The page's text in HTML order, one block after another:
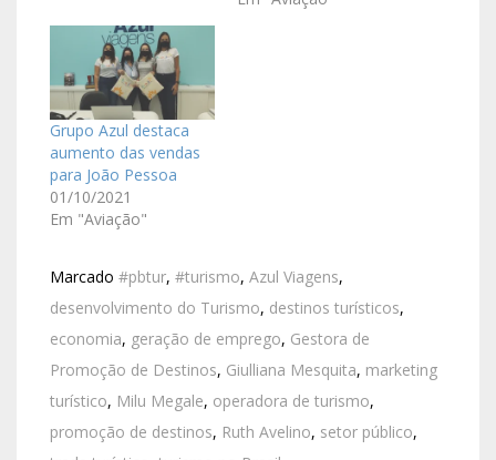
Grupo Azul destaca
aumento das vendas
para João Pessoa
01/10/2021
Em "Aviação"
Marcado #pbtur, #turismo, Azul Viagens,
desenvolvimento do Turismo, destinos turísticos,
economia, geração de emprego, Gestora de
Promoção de Destinos, Giulliana Mesquita, marketing
turístico, Milu Megale, operadora de turismo,
promoção de destinos, Ruth Avelino, setor público,